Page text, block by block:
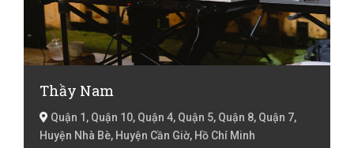
Thầy Nam
Quận 1, Quận 10, Quận 4, Quận 5, Quận 8, Quận 7,
Huyện Nhà Bè, Huyện Cần Giờ, Hồ Chí Minh